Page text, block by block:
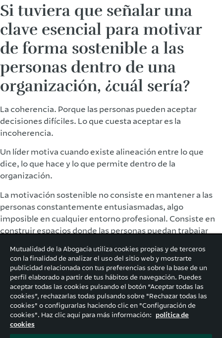
Si tuviera que señalar una
clave esencial para motivar
de forma sostenible a las
personas dentro de una
organización, ¿cuál sería?
La coherencia. Porque las personas pueden aceptar
decisiones difíciles. Lo que cuesta aceptar es la
incoherencia.
Un líder motiva cuando existe alineación entre lo que
dice, lo que hace y lo que permite dentro de la
organización.
La motivación sostenible no consiste en mantener a las
personas constantemente entusiasmadas, algo
imposible en cualquier entorno profesional. Consiste en
construir espacios donde las personas puedan trabajar
Y eso requiere líderes con los que las personas puedan
identificarse.
Mutualidad de la Abogacía utiliza cookies propias y de terceros
con la finalidad de analizar el uso del sitio web y mostrarte
publicidad relacionada con tus preferencias sobre la base de un
perfil elaborado a partir de tus hábitos de navegación. Puedes
aceptar todas las cookies pulsando el botón “Aceptar todas las
cookies”, rechazarlas todas pulsando sobre "Rechazar todas las
cookies" o configurarlas haciendo clic en "Configuración de
cookies". Haz clic aquí para más información: política de
cookies